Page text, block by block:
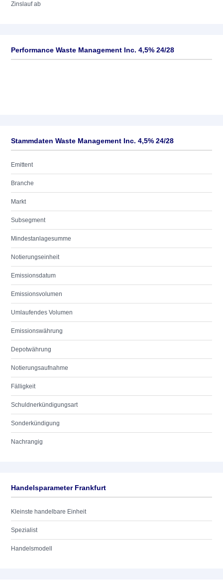
Zinslauf ab
Performance Waste Management Inc. 4,5% 24/28
Stammdaten Waste Management Inc. 4,5% 24/28
Emittent
Branche
Markt
Subsegment
Mindestanlagesumme
Notierungseinheit
Emissionsdatum
Emissionsvolumen
Umlaufendes Volumen
Emissionswährung
Depotwährung
Notierungsaufnahme
Fälligkeit
Schuldnerkündigungsart
Sonderkündigung
Nachrangig
Handelsparameter Frankfurt
Kleinste handelbare Einheit
Spezialist
Handelsmodell